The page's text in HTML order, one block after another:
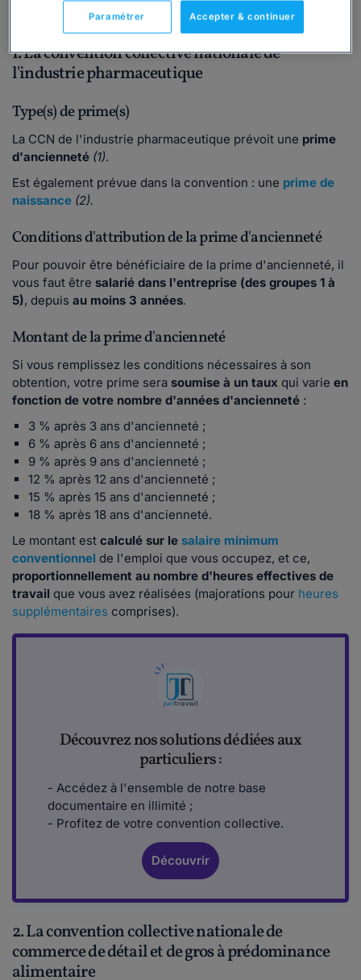
salariés en matière de primes ?
1. La convention collective nationale de
l'industrie pharmaceutique
Type(s) de prime(s)
La CCN de l'industrie pharmaceutique prévoit une prime
d'ancienneté (1).
Est également prévue dans la convention : une prime de
naissance (2).
Conditions d'attribution de la prime d'ancienneté
Pour pouvoir être bénéficiaire de la prime d'ancienneté, il
vous faut être salarié dans l'entreprise (des groupes 1 à
5), depuis au moins 3 années.
Montant de la prime d'ancienneté
Si vous remplissez les conditions nécessaires à son
obtention, votre prime sera soumise à un taux qui varie en
fonction de votre nombre d'années d'ancienneté :
3 % après 3 ans d'ancienneté ;
6 % après 6 ans d'ancienneté ;
9 % après 9 ans d'ancienneté ;
12 % après 12 ans d'ancienneté ;
15 % après 15 ans d'ancienneté ;
18 % après 18 ans d'ancienneté.
Le montant est calculé sur le salaire minimum
conventionnel de l'emploi que vous occupez, et ce,
proportionnellement au nombre d'heures effectives de
travail que vous avez réalisées (majorations pour heures
supplémentaires comprises).
Découvrez nos solutions dédiées aux
particuliers :
- Accédez à l'ensemble de notre base
documentaire en illimité ;
- Profitez de votre convention collective.
Découvrir
2. La convention collective nationale de
commerce de détail et de gros à prédominance
alimentaire
Accepter & continuer
Paramétrer